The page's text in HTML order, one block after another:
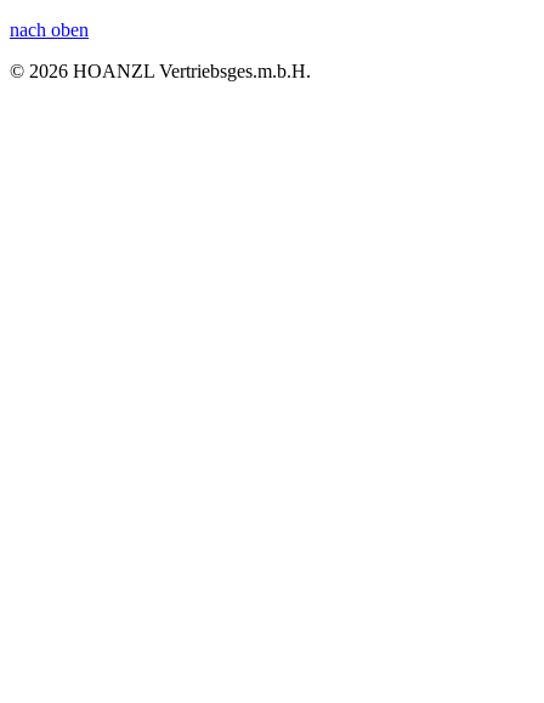
nach oben
© 2026 HOANZL Vertriebsges.m.b.H.